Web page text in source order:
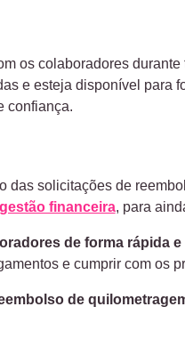
os colaboradores
e esteja disponível para
confiança.
das solicitações de
financeira, para
de forma rápida e
e cumprir com os
de